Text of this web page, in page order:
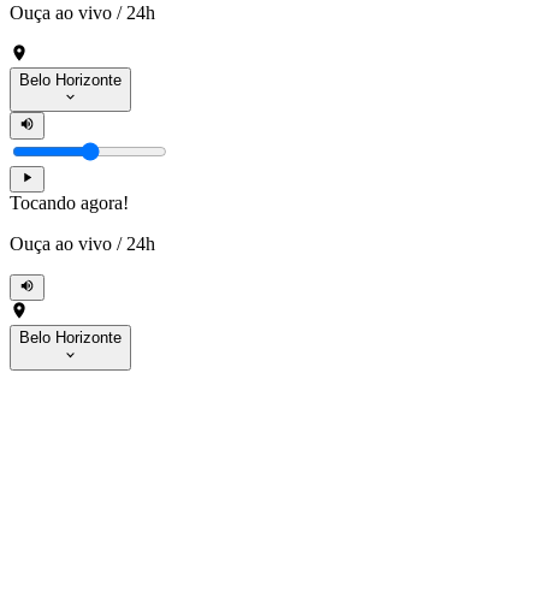
Ouça ao vivo / 24h
Belo Horizonte
Tocando agora!
Ouça ao vivo / 24h
Belo Horizonte